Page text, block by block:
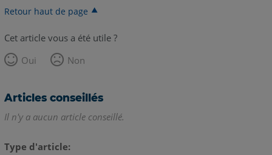
Retour haut de page
Cet article vous a été utile ?
Oui
Non
Articles conseillés
Il n'y a aucun article conseillé.
Type d'article